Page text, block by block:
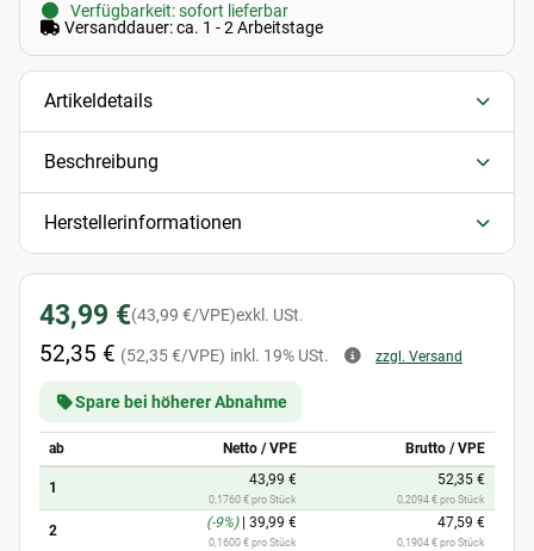
Verfügbarkeit: sofort lieferbar
Versanddauer: ca. 1 - 2 Arbeitstage
Artikeldetails
Beschreibung
Herstellerinformationen
43,99 €(43,99 €/VPE)exkl. USt.
52,35 € (52,35 €/VPE) inkl. 19% USt. zzgl. Versand
Spare bei höherer Abnahme
ab Netto / VPE Brutto / VPE
1 43,99 €
0,1760 € pro Stück
52,35 €
0,2094 € pro Stück
2 (-9%) 39,99 €
0,1600 € pro Stück
47,59 €
0,1904 € pro Stück